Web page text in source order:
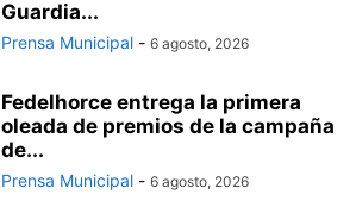
Guardia...
Prensa Municipal - 6 agosto, 2026
Fedelhorce entrega la primera
oleada de premios de la campaña
de...
Prensa Municipal - 6 agosto, 2026